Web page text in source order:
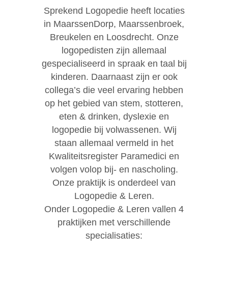
Sprekend Logopedie heeft locaties
in MaarssenDorp, Maarssenbroek,
Breukelen en Loosdrecht. Onze
logopedisten zijn allemaal
gespecialiseerd in spraak en taal bij
kinderen. Daarnaast zijn er ook
collega’s die veel ervaring hebben
op het gebied van stem, stotteren,
eten & drinken, dyslexie en
logopedie bij volwassenen. Wij
staan allemaal vermeld in het
Kwaliteitsregister Paramedici en
volgen volop bij- en nascholing.
Onze praktijk is onderdeel van
Logopedie & Leren.
Onder Logopedie & Leren vallen 4
praktijken met verschillende
specialisaties: